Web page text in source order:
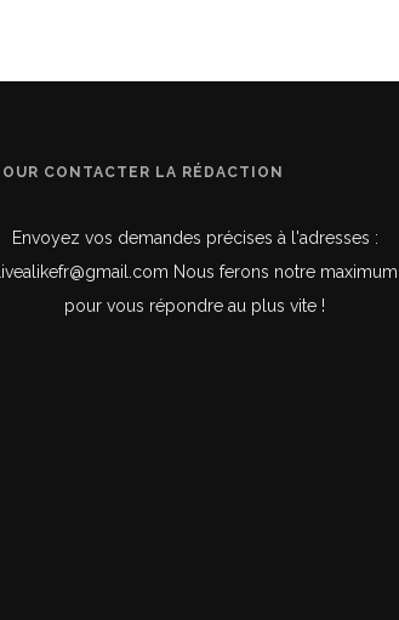
CONTACTER LA RÉDACTION
Envoyez vos demandes précises à l'adresses :
Nous ferons notre maximum
pour vous répondre au plus vite !